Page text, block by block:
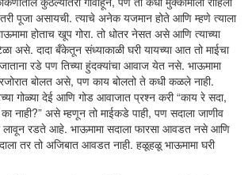
तरी पूजा असायची. त्याचे अनेक यजमान होते आणि म्हणे त्याला
होताच खूप गोरा. तो धोतर नेसत असे आणि त्याच्या
असे. दादा बँकेतून संध्याकाळी घरी यायच्या आत तो माईचा
रडे पण तिच्या हुंदक्यांचा आवाज येत नसे. भाऊमामा
बोलत असे, पण काय बोलतो ते कधी कळले नाही.
गोळ्या देई आणि गोड आवाजात प्रश्न करी “काय रे सदा,
नाही?” असे म्हणून तो माईकडे पाही, पण सदाला जाणीव
लावून रडते आहे. भाऊमामा सदाला फारसा आवडत नसे आणि
तर तो अजिबात आवडत नाही. हळूहळू भाऊमामा घरी